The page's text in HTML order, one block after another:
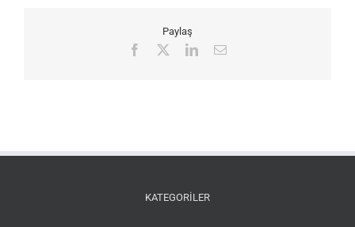
Paylaş
Facebook LinkedIn
E-
KATEGORİLER